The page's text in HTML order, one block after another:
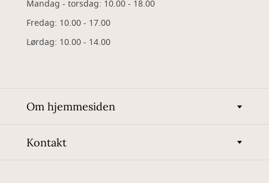
Mandag - torsdag: 10.00 - 18.00
Fredag: 10.00 - 17.00
Lørdag: 10.00 - 14.00
Om hjemmesiden
Kontakt